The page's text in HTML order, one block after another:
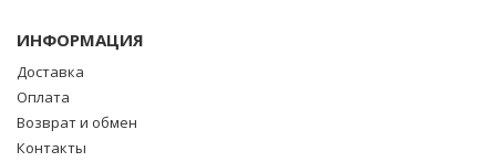
ИНФОРМАЦИЯ
Доставка
Оплата
Возврат и обмен
Контакты